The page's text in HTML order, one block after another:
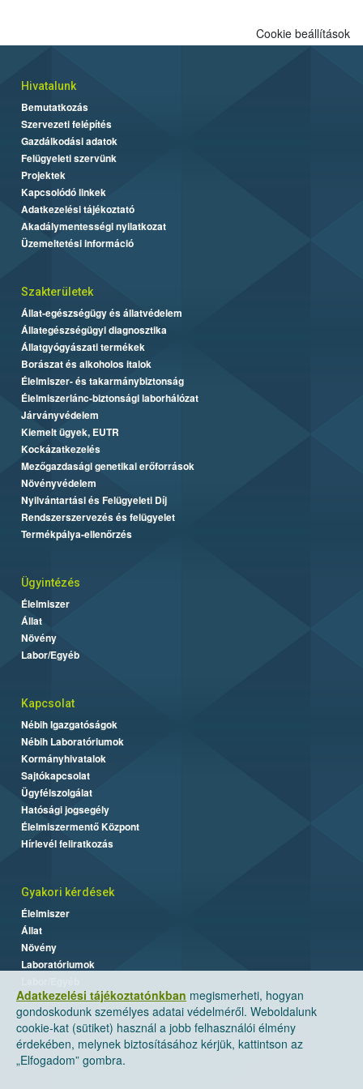
Adatkezelési tájékoztatónkban megismerheti, hogyan
gondoskodunk személyes adatai védelméről. Weboldalunk
cookie-kat (sütiket) használ a jobb felhasználói élmény
érdekében, melynek biztosításához kérjük, kattintson az
„Elfogadom” gombra.
Cookie beállítások
Hivatalunk
Bemutatkozás
Szervezeti felépítés
Gazdálkodási adatok
Felügyeleti szervünk
Projektek
Kapcsolódó linkek
Adatkezelési tájékoztató
Akadálymentességi nyilatkozat
Üzemeltetési információ
Szakterületek
Állat-egészségügy és állatvédelem
Állategészségügyi diagnosztika
Állatgyógyászati termékek
Borászat és alkoholos italok
Élelmiszer- és takarmánybiztonság
Élelmiszerlánc-biztonsági laborhálózat
Járványvédelem
Kiemelt ügyek, EUTR
Kockázatkezelés
Mezőgazdasági genetikai erőforrások
Növényvédelem
Nyilvántartási és Felügyeleti Díj
Rendszerszervezés és felügyelet
Termékpálya-ellenőrzés
Ügyintézés
Élelmiszer
Állat
Növény
Labor/Egyéb
Kapcsolat
Nébih Igazgatóságok
Nébih Laboratóriumok
Kormányhivatalok
Sajtókapcsolat
Ügyfélszolgálat
Hatósági jogsegély
Élelmiszermentő Központ
Hírlevél feliratkozás
Gyakori kérdések
Élelmiszer
Állat
Növény
Laboratóriumok